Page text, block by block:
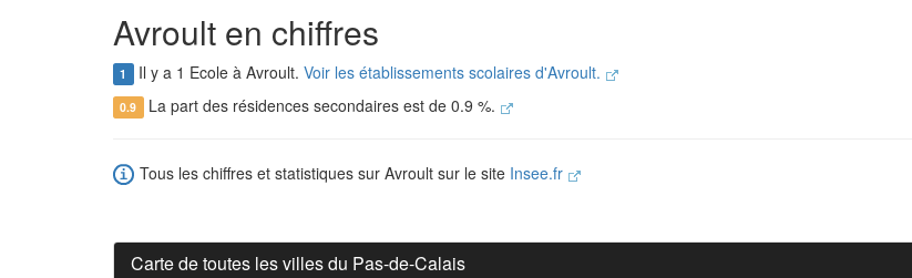
Avroult en chiffres
1 Il y a 1 Ecole à Avroult. Voir les établissements scolaires d'Avroult.
0.9 La part des résidences secondaires est de 0.9 %.
Tous les chiffres et statistiques sur Avroult sur le site Insee.fr
Carte de toutes les villes du Pas-de-Calais